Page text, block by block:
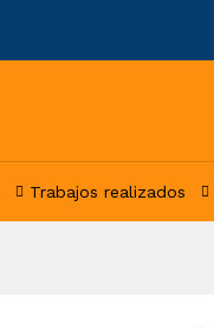
Trabajos realizados